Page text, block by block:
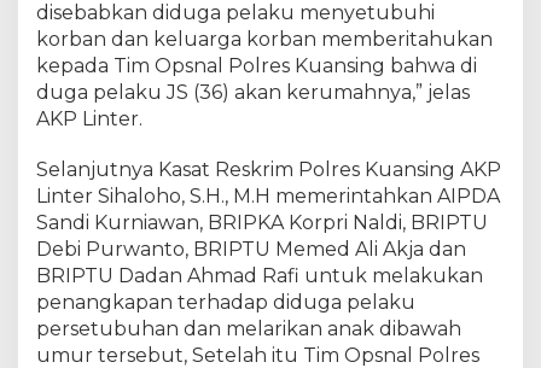
a
h
U
m
i
a
m
a
n
k
a
n
disebabkan diduga pelaku menyetubuhi
korban dan keluarga korban memberitahukan
kepada Tim Opsnal Polres Kuansing bahwa di
duga pelaku JS (36) akan kerumahnya,” jelas
AKP Linter.
Selanjutnya Kasat Reskrim Polres Kuansing AKP
Linter Sihaloho, S.H., M.H memerintahkan AIPDA
Sandi Kurniawan, BRIPKA Korpri Naldi, BRIPTU
Debi Purwanto, BRIPTU Memed Ali Akja dan
BRIPTU Dadan Ahmad Rafi untuk melakukan
penangkapan terhadap diduga pelaku
persetubuhan dan melarikan anak dibawah
umur tersebut, Setelah itu Tim Opsnal Polres